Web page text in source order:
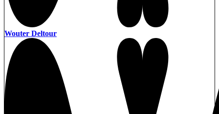
Wouter Deltour